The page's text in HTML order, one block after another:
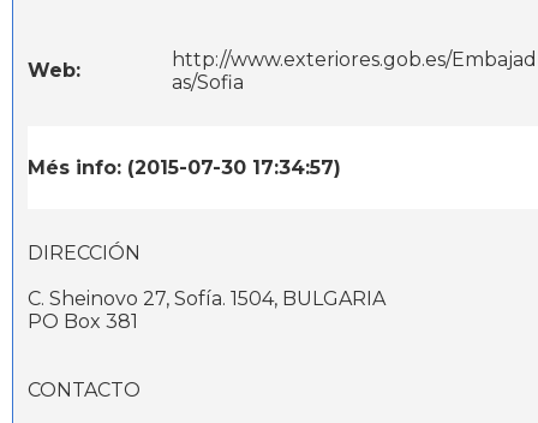
Web:
http://www.exteriores.gob.es/Embajad
as/Sofia
Més info: (2015-07-30 17:34:57)
DIRECCIÓN
C. Sheinovo 27, Sofía. 1504, BULGARIA
PO Box 381
CONTACTO